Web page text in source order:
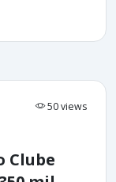
50 views
Clube